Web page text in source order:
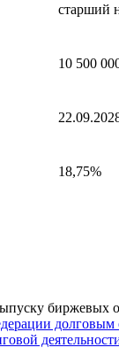
старший
10 500
18,75%
долговым